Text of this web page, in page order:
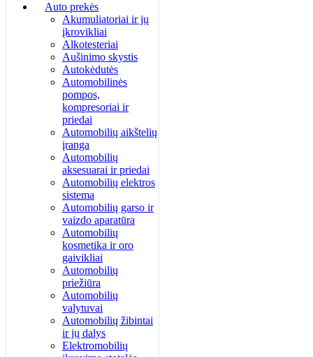
Auto prekės
Akumuliatoriai ir jų
įkrovikliai
Alkotesteriai
Aušinimo skystis
Autokėdutės
Automobilinės
pompos,
kompresoriai ir
priedai
Automobilių aikštelių
įranga
Automobilių
aksesuarai ir priedai
Automobilių elektros
sistema
Automobilių garso ir
vaizdo aparatūra
Automobilių
kosmetika ir oro
gaivikliai
Automobilių
priežiūra
Automobilių
valytuvai
Automobilių žibintai
ir jų dalys
Elektromobilių